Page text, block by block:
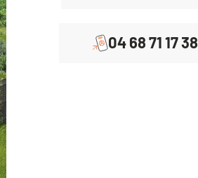
04 68 71 17 38